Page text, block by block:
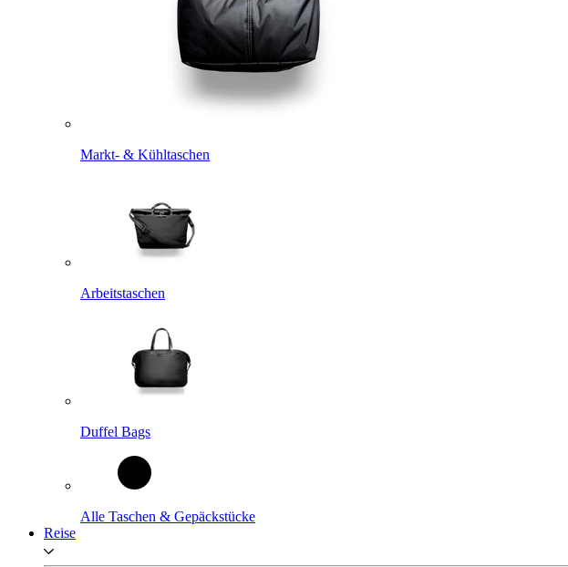
Markt- & Kühltaschen
Arbeitstaschen
Duffel Bags
Alle Taschen & Gepäckstücke
Reise